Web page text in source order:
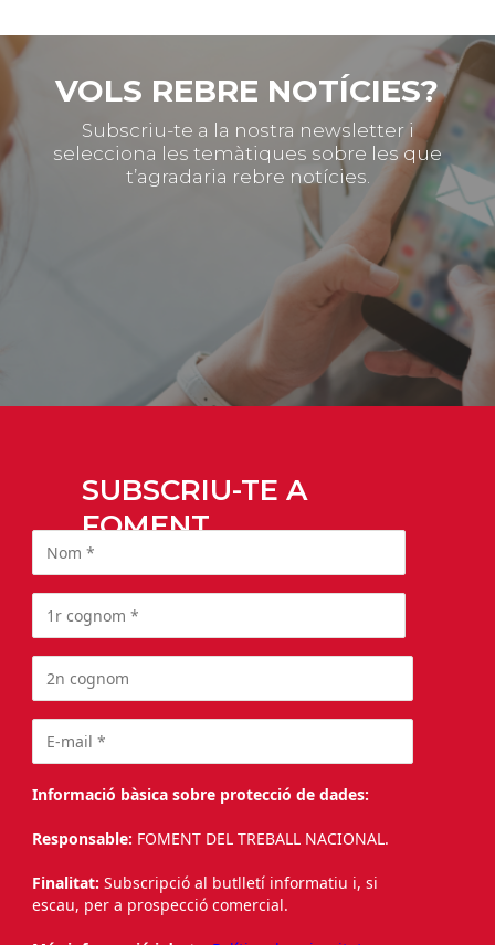
VOLS REBRE NOTÍCIES?
Subscriu-te a la nostra newsletter i
selecciona les temàtiques sobre les que
t’agradaria rebre notícies.
SUBSCRIU-TE A
FOMENT
Informació bàsica sobre protecció de dades:
Responsable: FOMENT DEL TREBALL NACIONAL.
Finalitat: Subscripció al butlletí informatiu i, si
escau, per a prospecció comercial.